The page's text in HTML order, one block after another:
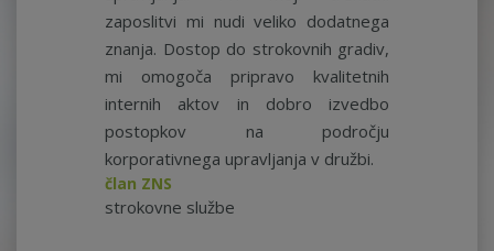
zaposlitvi mi nudi veliko dodatnega
znanja. Dostop do strokovnih gradiv,
mi omogoča pripravo kvalitetnih
internih aktov in dobro izvedbo
postopkov na področju
korporativnega upravljanja v družbi.
član ZNS
strokovne službe